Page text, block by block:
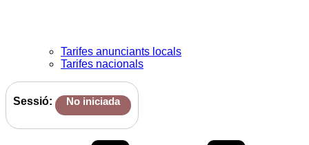
Tarifes anunciants locals
Tarifes nacionals
Sessió: No iniciada